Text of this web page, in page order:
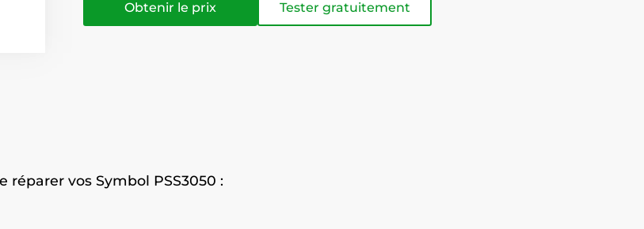
Obtenir le prix Tester gratuitement
vos Symbol PSS3050 :